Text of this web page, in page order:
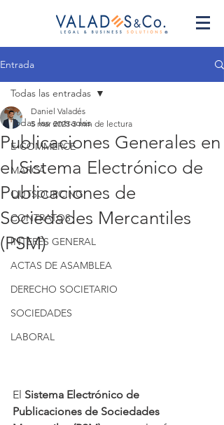
Entrada
Todas las entradas
E-COMMERCE
MARCA
OUTSOURCING
CONTRATOS
INTERÉS GENERAL
ACTAS DE ASAMBLEA
DERECHO SOCIETARIO
SOCIEDADES
LABORAL
Todas las entradas
Publicaciones Generales en
el Sistema Electrónico de
Publicaciones de
Sociedades Mercantiles
(PSM)
Daniel Valadés
5 mar 2025 3 min de lectura
El Sistema Electrónico de
Publicaciones de Sociedades